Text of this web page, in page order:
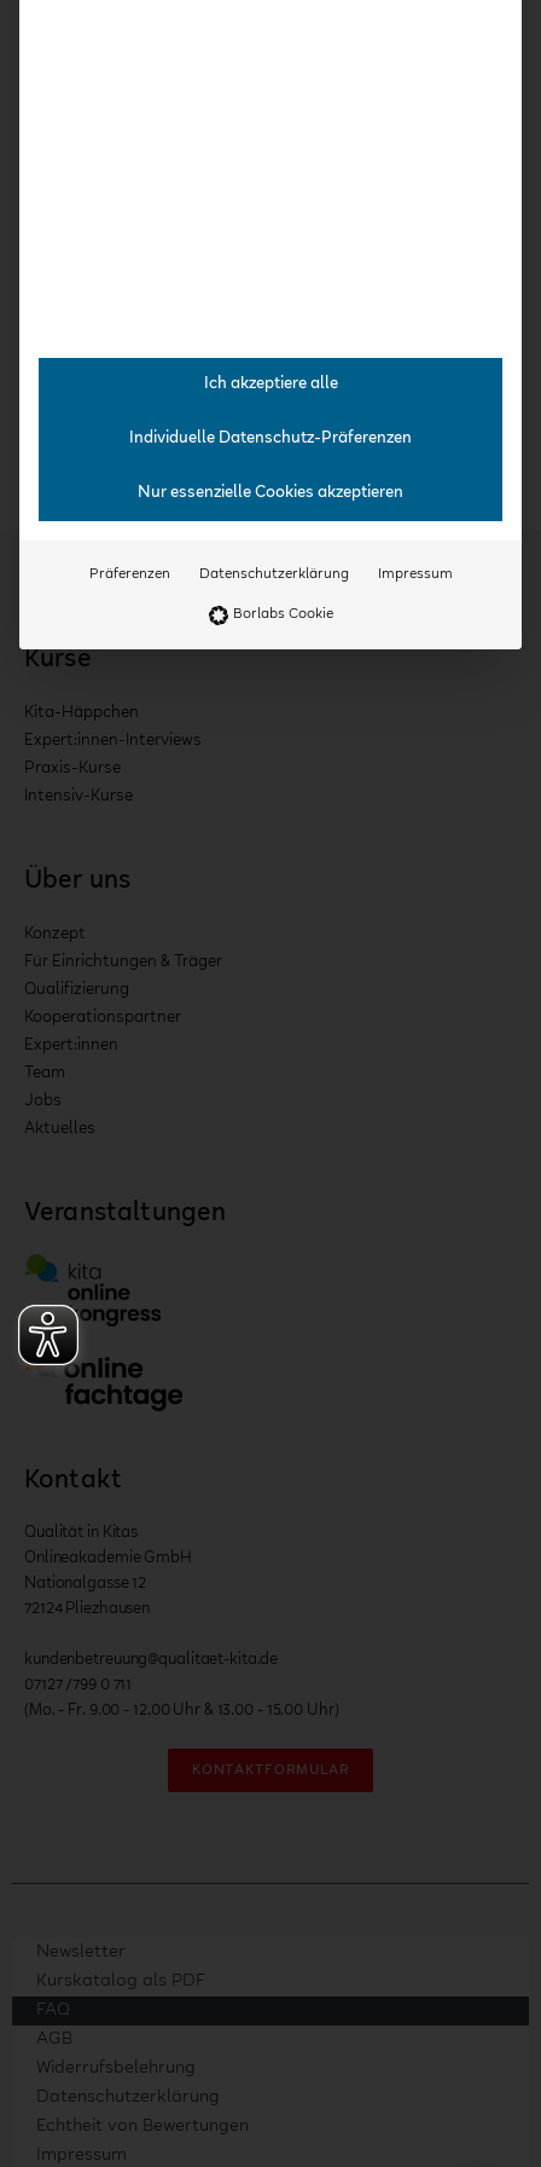
Kurse
Kita-Häppchen
Expert:innen-Interviews
Praxis-Kurse
Intensiv-Kurse
Über uns
Konzept
Für Einrichtungen & Träger
Qualifizierung
Kooperationspartner
Expert:innen
Team
Jobs
Aktuelles
Veranstaltungen
Kontakt
Qualität in Kitas
Onlineakademie GmbH
Nationalgasse 12
72124 Pliezhausen
kundenbetreuung@qualitaet-kita.de
07127 /799 0 711
(Mo. - Fr. 9.00 - 12.00 Uhr & 13.00 - 15.00 Uhr)
KONTAKTFORMULAR
Newsletter
Kurskatalog als PDF
FAQ
AGB
Widerrufsbelehrung
Datenschutzerklärung
Echtheit von Bewertungen
Impressum
Ich akzeptiere alle
Individuelle Datenschutz-Präferenzen
Nur essenzielle Cookies akzeptieren
Präferenzen Datenschutzerklärung Impressum
Borlabs Cookie